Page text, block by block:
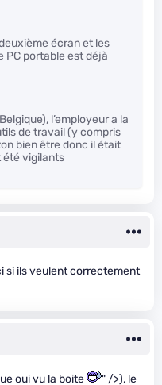
écran et les
PC portable est déjà
l’employeur a la
de travail (y compris
bien être donc il était
été vigilants
si ils veulent correctement
oui vu la boite " />), le